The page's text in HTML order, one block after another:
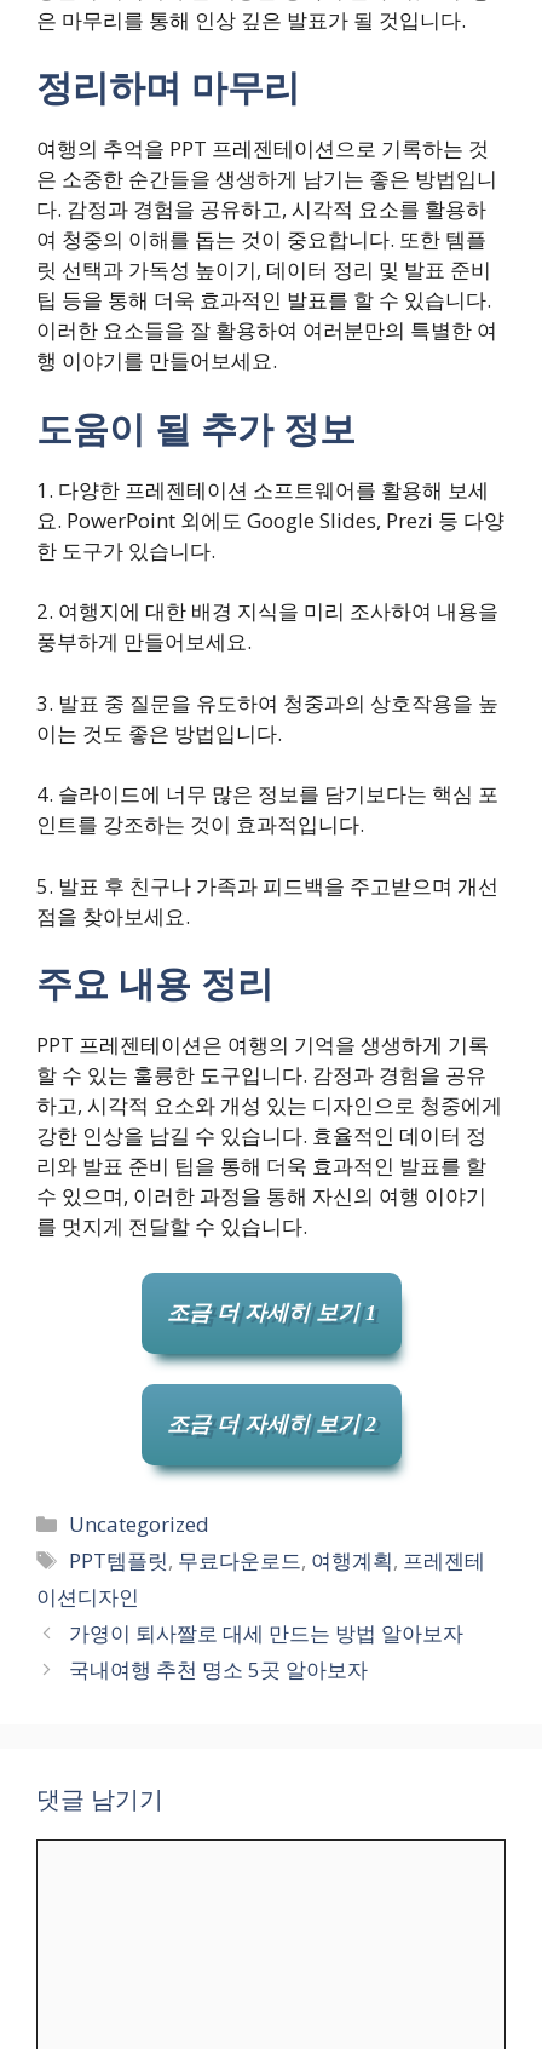
은 마무리를 통해 인상 깊은 발표가 될 것입니다.
정리하며 마무리
여행의 추억을 PPT 프레젠테이션으로 기록하는 것
은 소중한 순간들을 생생하게 남기는 좋은 방법입니
다. 감정과 경험을 공유하고, 시각적 요소를 활용하
여 청중의 이해를 돕는 것이 중요합니다. 또한 템플
릿 선택과 가독성 높이기, 데이터 정리 및 발표 준비
팁 등을 통해 더욱 효과적인 발표를 할 수 있습니다.
이러한 요소들을 잘 활용하여 여러분만의 특별한 여
행 이야기를 만들어보세요.
도움이 될 추가 정보
1. 다양한 프레젠테이션 소프트웨어를 활용해 보세
요. PowerPoint 외에도 Google Slides, Prezi 등 다양
한 도구가 있습니다.
2. 여행지에 대한 배경 지식을 미리 조사하여 내용을
풍부하게 만들어보세요.
3. 발표 중 질문을 유도하여 청중과의 상호작용을 높
이는 것도 좋은 방법입니다.
4. 슬라이드에 너무 많은 정보를 담기보다는 핵심 포
인트를 강조하는 것이 효과적입니다.
5. 발표 후 친구나 가족과 피드백을 주고받으며 개선
점을 찾아보세요.
주요 내용 정리
PPT 프레젠테이션은 여행의 기억을 생생하게 기록
할 수 있는 훌륭한 도구입니다. 감정과 경험을 공유
하고, 시각적 요소와 개성 있는 디자인으로 청중에게
강한 인상을 남길 수 있습니다. 효율적인 데이터 정
리와 발표 준비 팁을 통해 더욱 효과적인 발표를 할
수 있으며, 이러한 과정을 통해 자신의 여행 이야기
를 멋지게 전달할 수 있습니다.
조금 더 자세히 보기 1
조금 더 자세히 보기 2
카
테
리
Uncategorized
태
그
PPT템플릿, 무료다운로드, 여행계획, 프레젠테
이션디자인
가영이 퇴사짤로 대세 만드는 방법 알아보자
국내여행 추천 명소 5곳 알아보자
댓글 남기기